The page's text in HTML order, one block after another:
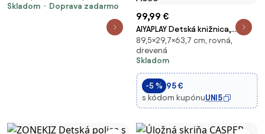
Skladom
Doprava zadarmo
99,99 €
AIYAPLAY Detská knižnica,
Detský úložný nábytok, 3
úrovne s dvoma zásuvkami,
Tvar domu, do detských izieb,
Spálne, 63,7 x 29,7 x 89,5 cm,
Biela | Aoso
89,5×29,7×63,7 cm, rovná,
drevená
Skladom
-5 % 95 €
s kódom kupónuUNI5